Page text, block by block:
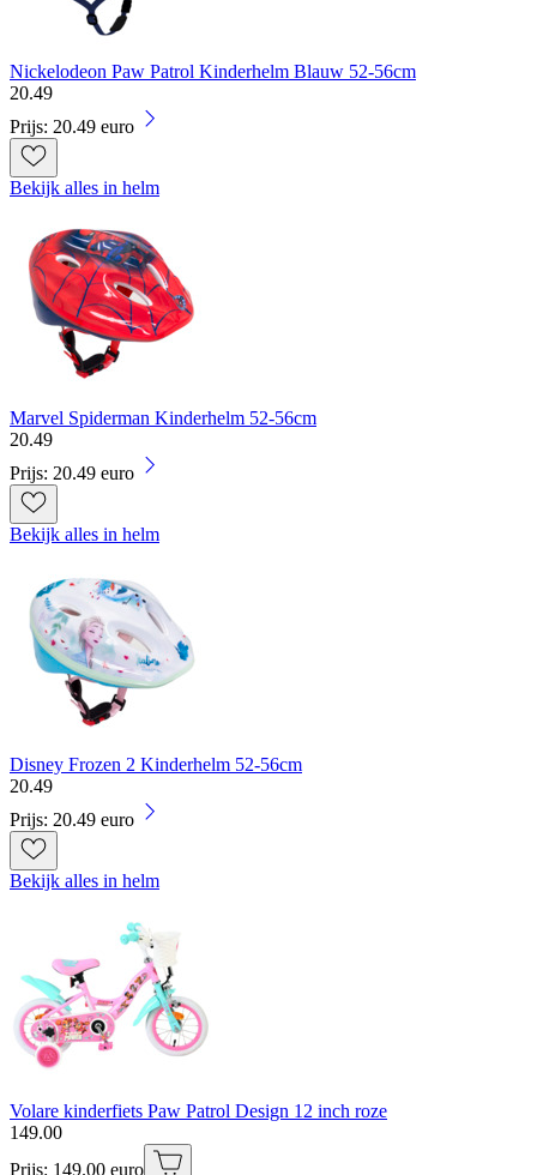
Nickelodeon Paw Patrol Kinderhelm Blauw 52-56cm
20.49
Prijs: 20.49 euro
Bekijk alles in helm
Marvel Spiderman Kinderhelm 52-56cm
20.49
Prijs: 20.49 euro
Bekijk alles in helm
Disney Frozen 2 Kinderhelm 52-56cm
20.49
Prijs: 20.49 euro
Bekijk alles in helm
Volare kinderfiets Paw Patrol Design 12 inch roze
149.00
Prijs: 149.00 euro